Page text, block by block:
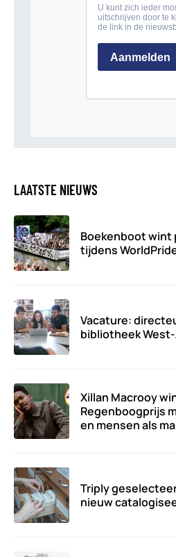
LAATSTE NIEUWS
Boekenboot wint
tijdens
Vacature:
bibliotheek
Xillan Macrooy
Regenboogprijs
en mensen als
Triply
nieuw